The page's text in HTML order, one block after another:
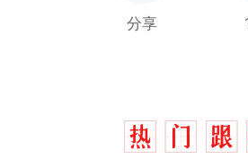
分享
因老师一句“跟
人生
新
搬家报价